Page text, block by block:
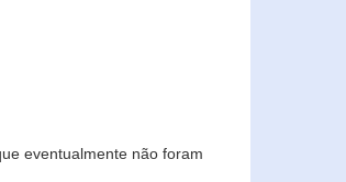
eventualmente não foram